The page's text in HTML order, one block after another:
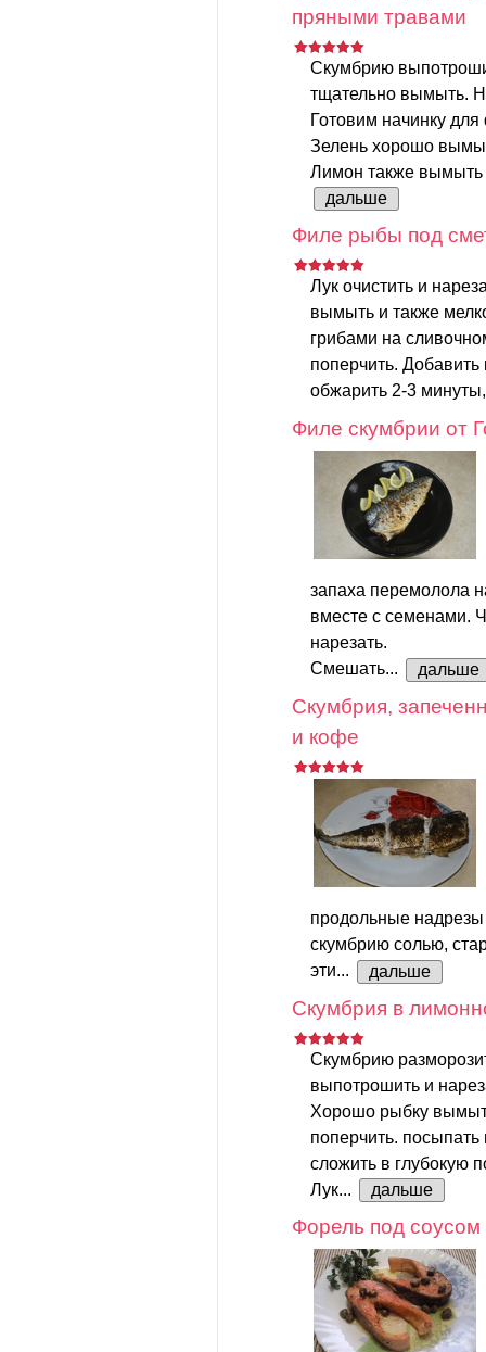
пряными травами
Скумбрию
тщательно вымыть.
Готовим начинку
Зелень хорошо
Лимон также вымыть
дальше
Филе рыбы под
Лук очистить и
вымыть и также
грибами на
поперчить.
обжарить 2-3
Филе скумбрии от
запаха перемолола
вместе с семенами.
нарезать.
Смешать...
дальше
Скумбрия,
и кофе
продольные надрезы
скумбрию солью,
эти...
дальше
Скумбрия в
Скумбрию
выпотрошить и
Хорошо рыбку
поперчить.
сложить в глубокую
Лук...
дальше
Форель под соусом